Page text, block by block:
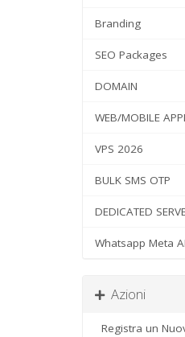
Branding
SEO Packages
DOMAIN
WEB/MOBILE
VPS 2026
BULK SMS OTP
DEDICATED
Whatsapp Meta
Azioni
Registra un